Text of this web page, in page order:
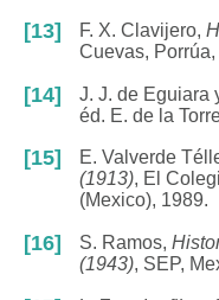
[13] F. X. Clavijero,
Cuevas,
[14] J. J. de Eguiara
éd. E. de la
[15] E. Valverde
(1913), El
(Mexico), 1989.
[16] S. Ramos,
(1943), SEP,